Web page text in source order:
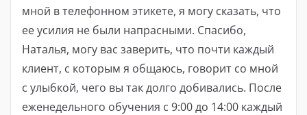
мной в телефонном этикете, я могу сказать, что
ее усилия не были напрасными. Спасибо,
Наталья, могу вас заверить, что почти каждый
клиент, с которым я общаюсь, говорит со мной
с улыбкой, чего вы так долго добивались. После
еженедельного обучения с 9:00 до 14:00 каждый